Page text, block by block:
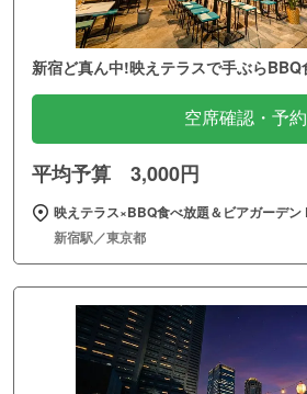
新宿ど真ん中!映えテラスで手ぶらBBQ
空席確認・予約
平均予算 3,000円
映えテラス×BBQ食べ放題＆ビアガーデ
新宿駅／東京都